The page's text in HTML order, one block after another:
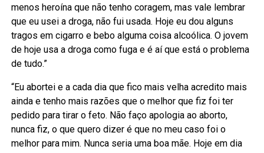
menos heroína que não tenho coragem, mas vale lembrar
que eu usei a droga, não fui usada. Hoje eu dou alguns
tragos em cigarro e bebo alguma coisa alcoólica. O jovem
de hoje usa a droga como fuga e é aí que está o problema
de tudo.”
“Eu abortei e a cada dia que fico mais velha acredito mais
ainda e tenho mais razões que o melhor que fiz foi ter
pedido para tirar o feto. Não faço apologia ao aborto,
nunca fiz, o que quero dizer é que no meu caso foi o
melhor para mim. Nunca seria uma boa mãe. Hoje em dia